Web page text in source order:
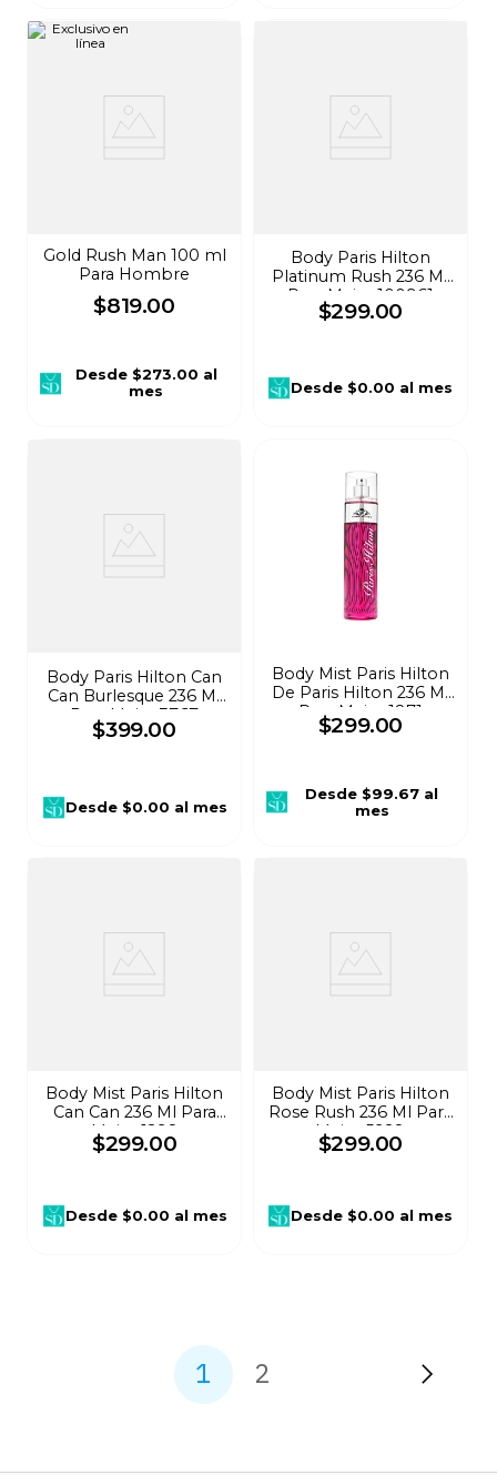
Gold Rush Man 100 ml
Para Hombre
$819.00
Desde$273.00 al
mes
Body Paris Hilton
Platinum Rush 236 Ml
Para Mujer 100961
$299.00
Desde $0.00 al mes
Body Paris Hilton Can
Can Burlesque 236 Ml
Para Mujer 3767
$399.00
Desde$0.00 al mes
Body Mist Paris Hilton
De Paris Hilton 236 Ml
Para Mujer 1871
$299.00
Desde $99.67 al
mes
Body Mist Paris Hilton
Can Can 236 Ml Para
Mujer 1298
$299.00
Desde$0.00 al mes
Body Mist Paris Hilton
Rose Rush 236 Ml Para
Mujer 5928
$299.00
Desde $0.00 al mes
1 2